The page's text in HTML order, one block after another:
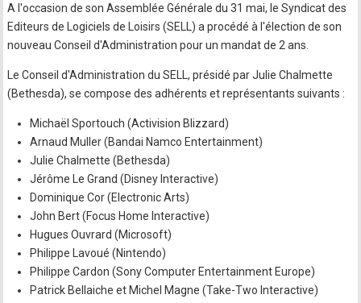
A l'occasion de son Assemblée Générale du 31 mai, le Syndicat des
Editeurs de Logiciels de Loisirs (SELL) a procédé à l'élection de son
nouveau Conseil d'Administration pour un mandat de 2 ans.
Le Conseil d'Administration du SELL, présidé par Julie Chalmette
(Bethesda), se compose des adhérents et représentants suivants :
Michaël Sportouch (Activision Blizzard)
Arnaud Muller (Bandai Namco Entertainment)
Julie Chalmette (Bethesda)
Jérôme Le Grand (Disney Interactive)
Dominique Cor (Electronic Arts)
John Bert (Focus Home Interactive)
Hugues Ouvrard (Microsoft)
Philippe Lavoué (Nintendo)
Philippe Cardon (Sony Computer Entertainment Europe)
Patrick Bellaiche et Michel Magne (Take-Two Interactive)